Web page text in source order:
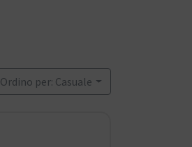
Ordino per: Casuale